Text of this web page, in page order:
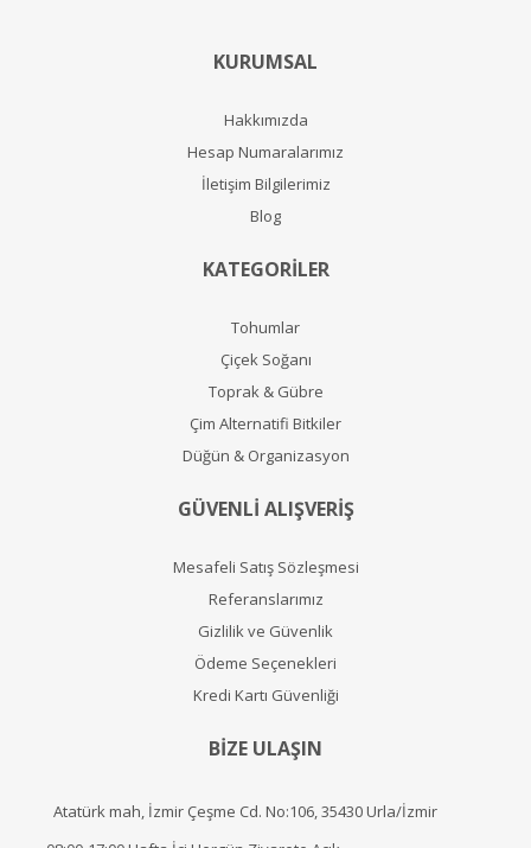
KURUMSAL
Hakkımızda
Hesap Numaralarımız
İletişim Bilgilerimiz
Blog
KATEGORİLER
Tohumlar
Çiçek Soğanı
Toprak & Gübre
Çim Alternatifi Bitkiler
Düğün & Organizasyon
GÜVENLİ ALIŞVERİŞ
Mesafeli Satış Sözleşmesi
Referanslarımız
Gizlilik ve Güvenlik
Ödeme Seçenekleri
Kredi Kartı Güvenliği
BİZE ULAŞIN
Atatürk mah, İzmir Çeşme Cd. No:106, 35430 Urla/İzmir